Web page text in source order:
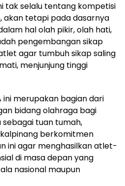
tak selalu tentang kompetisi
akan tetapi pada dasarnya
hal olah pikir, olah hati,
pengembangan sikap
agar tumbuh sikap saling
menjunjung tinggi
ini merupakan bagian dari
bidang olahraga bagi
sebagai tuan tumah,
berkomitmen
ini agar menghasilkan atlet-
di masa depan yang
nasional maupun